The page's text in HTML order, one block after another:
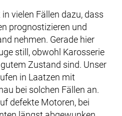
vielen Fällen dazu, dass
prognostizieren und
nehmen. Gerade hier
still, obwohl Karosserie
Zustand sind. Unser
in Laatzen mit
bei solchen Fällen an.
defekte Motoren, bei